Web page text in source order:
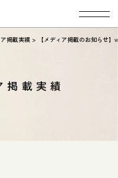
掲載実績> 【メディア掲載のお知らせ
掲載実績